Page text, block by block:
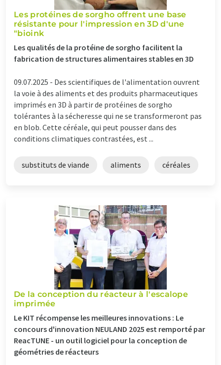
Les protéines de sorgho offrent une base
résistante pour l'impression en 3D d'une
"bioink
Les qualités de la protéine de sorgho facilitent la
fabrication de structures alimentaires stables en 3D
09.07.2025 - Des scientifiques de l'alimentation ouvrent
la voie à des aliments et des produits pharmaceutiques
imprimés en 3D à partir de protéines de sorgho
tolérantes à la sécheresse qui ne se transformeront pas
en blob. Cette céréale, qui peut pousser dans des
conditions climatiques contrastées, est ...
substituts de viande aliments céréales
De la conception du réacteur à l'escalope
imprimée
Le KIT récompense les meilleures innovations : Le
concours d'innovation NEULAND 2025 est remporté par
ReacTUNE - un outil logiciel pour la conception de
géométries de réacteurs